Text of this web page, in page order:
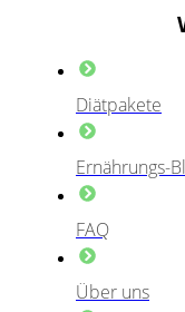
Diätpakete
Ernährungs-
FAQ
Über uns